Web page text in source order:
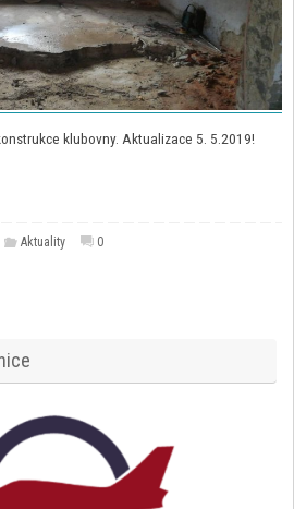
klubovny. Aktualizace 5. 5.2019!
Aktuality 0